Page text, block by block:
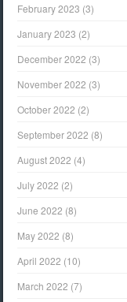
February 2023 (3)
January 2023 (2)
December 2022 (3)
November 2022 (3)
October 2022 (2)
September 2022 (8)
August 2022 (4)
July 2022 (2)
June 2022 (8)
May 2022 (8)
April 2022 (10)
March 2022 (7)